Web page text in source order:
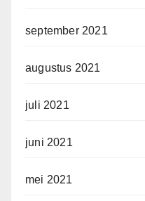
september 2021
augustus 2021
juli 2021
juni 2021
mei 2021